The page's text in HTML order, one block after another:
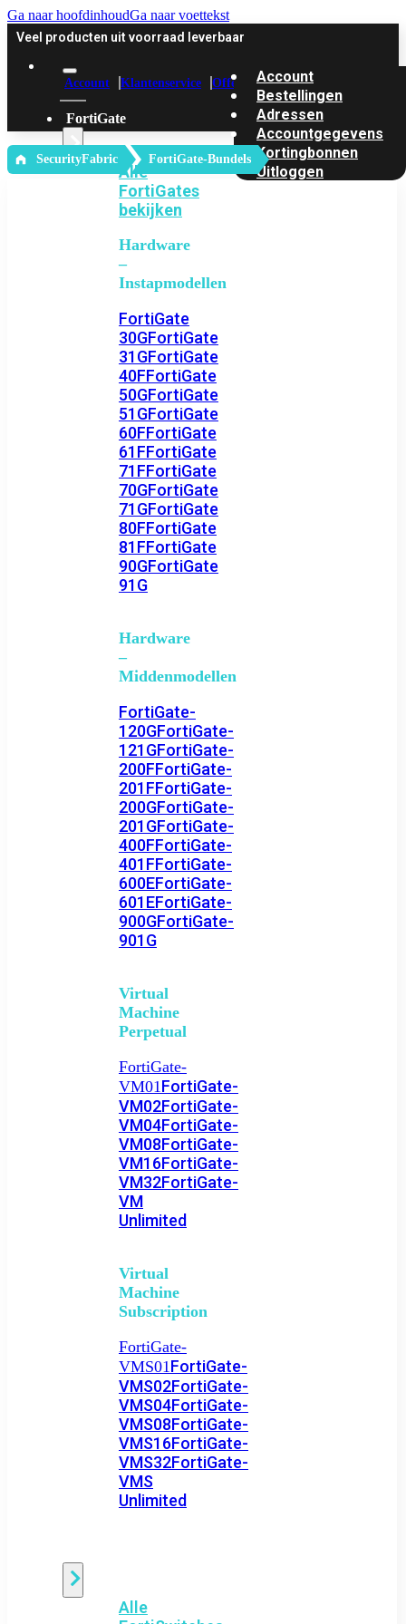
Ga naar hoofdinhoudGa naar voettekst
Veel producten uit voorraad leverbaar
Account Klantenservice Offerte
FortiGate
Alle
FortiGates
bekijken
Hardware
–
Instapmodellen
FortiGate
30GFortiGate
31GFortiGate
40FFortiGate
50GFortiGate
51GFortiGate
60FFortiGate
61FFortiGate
71FFortiGate
70GFortiGate
71GFortiGate
80FFortiGate
81FFortiGate
90GFortiGate
91G
Hardware
–
Middenmodellen
FortiGate-
120GFortiGate-
121GFortiGate-
200FFortiGate-
201FFortiGate-
200GFortiGate-
201GFortiGate-
400FFortiGate-
401FFortiGate-
600EFortiGate-
601EFortiGate-
900GFortiGate-
901G
Virtual
Machine
Perpetual
FortiGate-
VM01FortiGate-
VM02FortiGate-
VM04FortiGate-
VM08FortiGate-
VM16FortiGate-
VM32FortiGate-
VM
Unlimited
Virtual
Machine
Subscription
FortiGate-
VMS01FortiGate-
VMS02FortiGate-
VMS04FortiGate-
VMS08FortiGate-
VMS16FortiGate-
VMS32FortiGate-
VMS
Unlimited
Alle
Account
Bestellingen
Adressen
Accountgegevens
Kortingbonnen
Uitloggen
‎ SecurityFabric FortiGate-Bundels